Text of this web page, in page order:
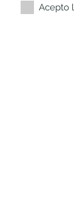
Acepto